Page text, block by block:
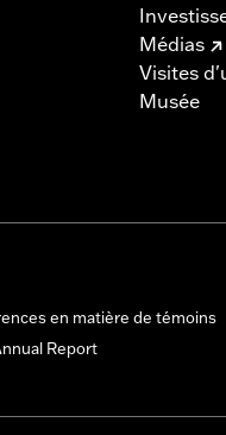
Médias
Visites
Musée
en matière de témoins
Report